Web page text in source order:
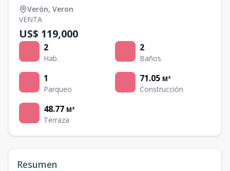
Verón, Veron
VENTA
US$ 119,000
2
Hab.
2
Baños
1
Parqueo
71.05 M²
Construcción
48.77 M²
Terraza
Resumen